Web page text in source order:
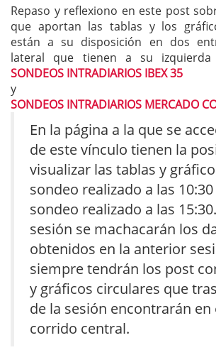
Repaso y reflexiono en este post
que aportan las tablas y los
están a su disposición en dos
lateral que tienen a su izquierda
SONDEOS INTRADIARIOS IBEX 35
y
SONDEOS INTRADIARIOS MERCADO
En la página a la que se
de este vínculo tienen la
visualizar las tablas y
sondeo realizado a las
sondeo realizado a las
sesión se machacarán los
obtenidos en la anterior
siempre tendrán los post
y gráficos circulares que
de la sesión encontrarán en
corrido central.